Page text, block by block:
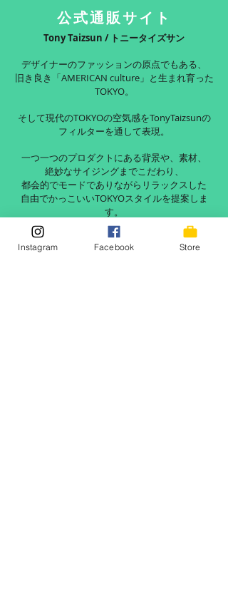
公式通販サイト
Tony Taizsun / トニータイズサン
デザイナーのファッションの原点でもある、
旧き良き「AMERICAN culture」と生まれ育った
TOKYO。
そして現代のTOKYOの空気感をTonyTaizsunの
フィルターを通して表現。
一つ一つのプロダクトにある背景や、素材、
絶妙なサイジングまでこだわり、
都会的でモードでありながらリラックスした
自由でかっこいいTOKYOスタイルを提案しま
す。
READ MORE
Instagram Facebook Store